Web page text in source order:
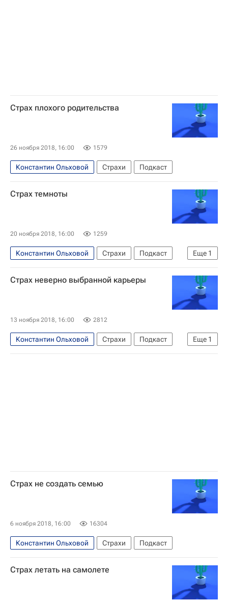
Страх плохого родительства
26 ноября 2018, 16:00 1579
Константин Ольховой Страхи Подкаст
Страх темноты
20 ноября 2018, 16:00 1259
Еще 1
Константин Ольховой Страхи
Подкаст
Наталья Лосева
Страх неверно выбранной карьеры
13 ноября 2018, 16:00 2812
Еще 1
Константин Ольховой Страхи
Подкаст
Наталья Лосева
Страх не создать семью
6 ноября 2018, 16:00 16304
Константин Ольховой Страхи Подкаст
Страх летать на самолете